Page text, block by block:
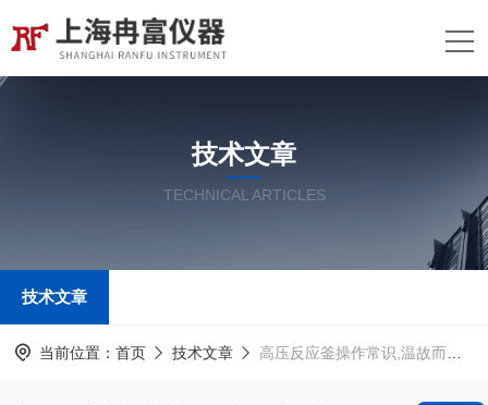
技术文章
TECHNICAL ARTICLES
技术文章
当前位置： 首页 技术文章 高压反应釜操作常识,温故而知新!